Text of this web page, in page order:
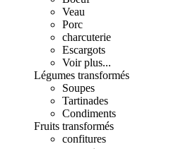
Veau
Porc
charcuterie
Escargots
Voir plus...
Légumes transformés
Soupes
Tartinades
Condiments
Fruits transformés
confitures